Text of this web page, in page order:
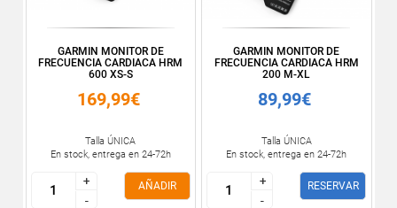
GARMIN MONITOR DE
FRECUENCIA CARDIACA HRM
600 XS-S
169,99€
Talla ÚNICA
En stock, entrega en 24-72h
+
-
+
-
AÑADIR
GARMIN MONITOR DE
FRECUENCIA CARDIACA HRM
200 M-XL
89,99€
Talla ÚNICA
En stock, entrega en 24-72h
+
-
+
-
RESERVAR